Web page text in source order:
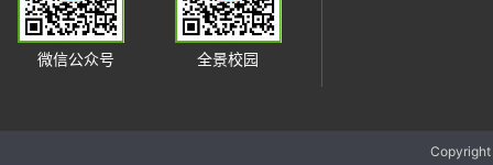
微信公众号 全景校园
Copyright